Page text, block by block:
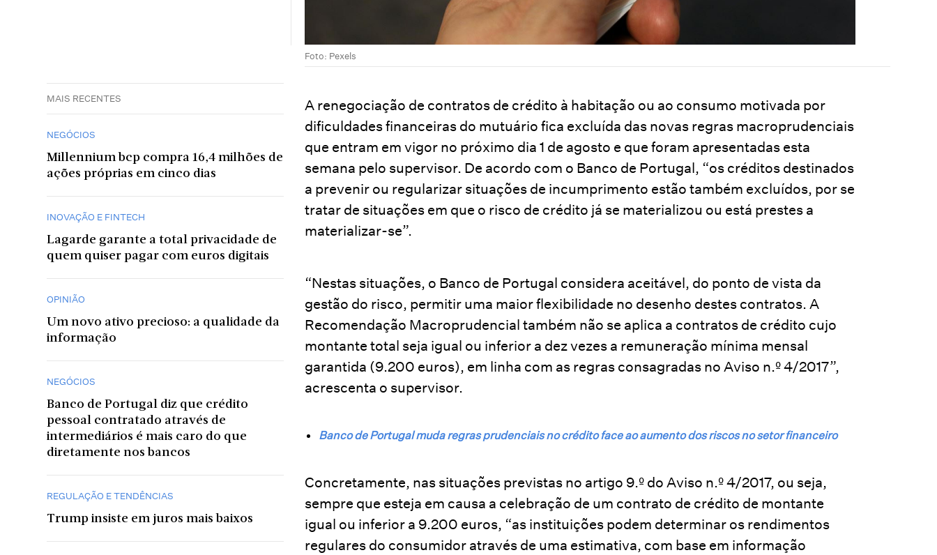
MAIS RECENTES
NEGÓCIOS
Millennium bcp compra 16,4 milhões de
ações próprias em cinco dias
INOVAÇÃO E FINTECH
Lagarde garante a total privacidade de
quem quiser pagar com euros digitais
OPINIÃO
Um novo ativo precioso: a qualidade da
informação
NEGÓCIOS
Banco de Portugal diz que crédito
pessoal contratado através de
intermediários é mais caro do que
diretamente nos bancos
REGULAÇÃO E TENDÊNCIAS
Trump insiste em juros mais baixos
Foto: Pexels
A renegociação de contratos de crédito à habitação ou ao consumo motivada por
dificuldades financeiras do mutuário fica excluída das novas regras macroprudenciais
que entram em vigor no próximo dia 1 de agosto e que foram apresentadas esta
semana pelo supervisor. De acordo com o Banco de Portugal, “os créditos destinados
a prevenir ou regularizar situações de incumprimento estão também excluídos, por se
tratar de situações em que o risco de crédito já se materializou ou está prestes a
materializar-se”.
“Nestas situações, o Banco de Portugal considera aceitável, do ponto de vista da
gestão do risco, permitir uma maior flexibilidade no desenho destes contratos. A
Recomendação Macroprudencial também não se aplica a contratos de crédito cujo
montante total seja igual ou inferior a dez vezes a remuneração mínima mensal
garantida (9.200 euros), em linha com as regras consagradas no Aviso n.º 4/2017”,
acrescenta o supervisor.
Banco de Portugal muda regras prudenciais no crédito face ao aumento dos riscos no setor financeiro
Concretamente, nas situações previstas no artigo 9.º do Aviso n.º 4/2017, ou seja,
sempre que esteja em causa a celebração de um contrato de crédito de montante
igual ou inferior a 9.200 euros, “as instituições podem determinar os rendimentos
regulares do consumidor através de uma estimativa, com base em informação